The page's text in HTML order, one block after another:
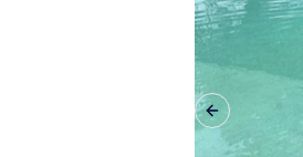
Previous slide